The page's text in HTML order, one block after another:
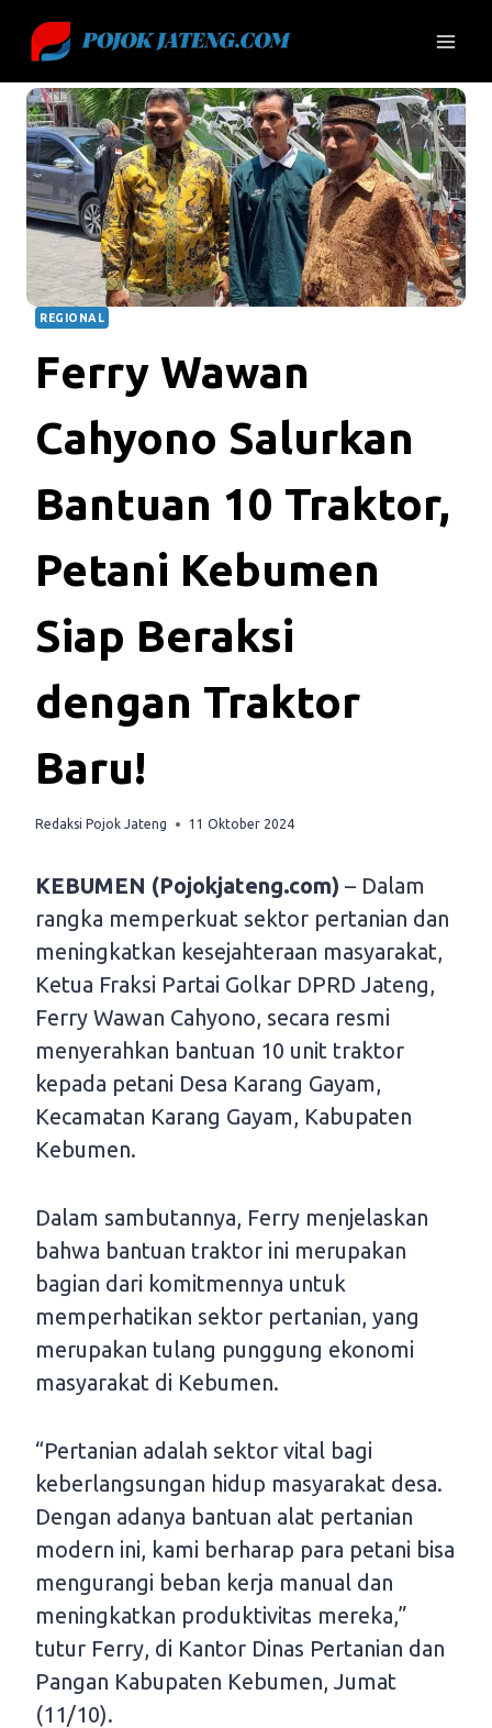
content
REGIONAL
Ferry Wawan
Cahyono Salurkan
Bantuan 10 Traktor,
Petani Kebumen
Siap Beraksi
dengan Traktor
Baru!
Redaksi Pojok Jateng 11 Oktober 2024
KEBUMEN (Pojokjateng.com) – Dalam
rangka memperkuat sektor pertanian dan
meningkatkan kesejahteraan masyarakat,
Ketua Fraksi Partai Golkar DPRD Jateng,
Ferry Wawan Cahyono, secara resmi
menyerahkan bantuan 10 unit traktor
kepada petani Desa Karang Gayam,
Kecamatan Karang Gayam, Kabupaten
Kebumen.
Dalam sambutannya, Ferry menjelaskan
bahwa bantuan traktor ini merupakan
bagian dari komitmennya untuk
memperhatikan sektor pertanian, yang
merupakan tulang punggung ekonomi
masyarakat di Kebumen.
“Pertanian adalah sektor vital bagi
keberlangsungan hidup masyarakat desa.
Dengan adanya bantuan alat pertanian
modern ini, kami berharap para petani bisa
mengurangi beban kerja manual dan
meningkatkan produktivitas mereka,”
tutur Ferry, di Kantor Dinas Pertanian dan
Pangan Kabupaten Kebumen, Jumat
(11/10).